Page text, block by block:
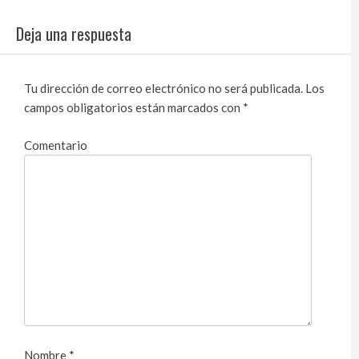
Deja una respuesta
Tu dirección de correo electrónico no será publicada. Los
campos obligatorios están marcados con *
Comentario
Nombre *